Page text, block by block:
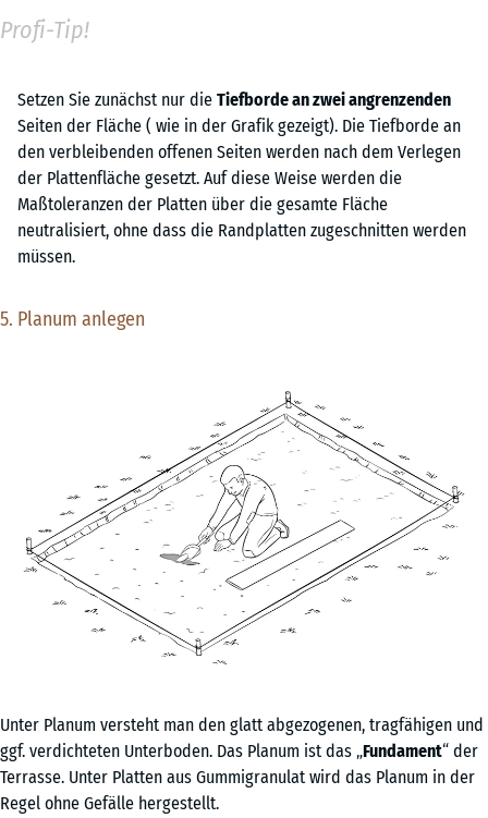
Profi-Tip!
Setzen Sie zunächst nur die Tiefborde an zwei angrenzenden
Seiten der Fläche ( wie in der Grafik gezeigt). Die Tiefborde an
den verbleibenden offenen Seiten werden nach dem Verlegen
der Plattenfläche gesetzt. Auf diese Weise werden die
Maßtoleranzen der Platten über die gesamte Fläche
neutralisiert, ohne dass die Randplatten zugeschnitten werden
müssen.
5. Planum anlegen
Unter Planum versteht man den glatt abgezogenen, tragfähigen und
ggf. verdichteten Unterboden. Das Planum ist das „Fundament“ der
Terrasse. Unter Platten aus Gummigranulat wird das Planum in der
Regel ohne Gefälle hergestellt.